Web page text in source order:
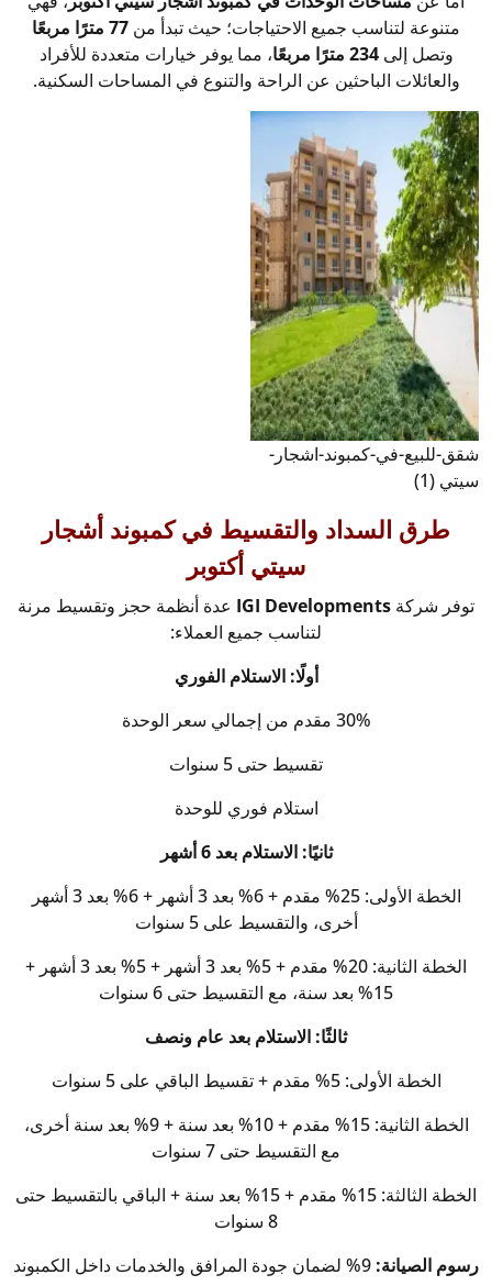
متنوعة لتناسب جميع الاحتياجات؛ حيث تبدأ من 77 مترًا مربعًا
وتصل إلى234 مترًا مربعًا
، مما يوفر خيارات متعددة للأفراد
والعائلات الباحثين عن الراحة والتنوع في المساحات السكنية.
شقق-للبيع-في-كمبوند-اشجار-
سيتي (1)
طرق السداد والتقسيط في كمبوند أشجار
سيتي أكتوبر
توفر شركة IGI Developments عدة أنظمة حجز وتقسيط مرنة
لتناسب جميع العملاء:
أولًا: الاستلام الفوري
30% مقدم من إجمالي سعر الوحدة
تقسيط حتى 5 سنوات
استلام فوري للوحدة
ثانيًا: الاستلام بعد 6 أشهر
الخطة الأولى: 25% مقدم + 6% بعد 3 أشهر + 6% بعد 3 أشهر
أخرى، والتقسيط على 5 سنوات
الخطة الثانية: 20% مقدم + 5% بعد 3 أشهر + 5% بعد 3 أشهر +
15% بعد سنة، مع التقسيط حتى 6 سنوات
ثالثًا: الاستلام بعد عام ونصف
الخطة الأولى: 5% مقدم + تقسيط الباقي على 5 سنوات
الخطة الثانية: 15% مقدم + 10% بعد سنة + 9% بعد سنة أخرى،
مع التقسيط حتى 7 سنوات
الخطة الثالثة: 15% مقدم + 15% بعد سنة + الباقي بالتقسيط حتى
8 سنوات
رسوم الصيانة: